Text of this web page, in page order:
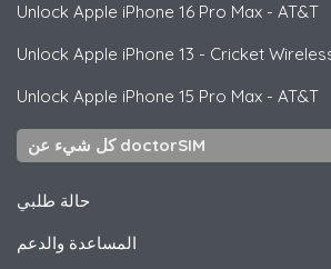
Unlock Apple iPhone 16 Pro Max - AT&T
Unlock Apple iPhone 13 - Cricket
Unlock Apple iPhone 15 Pro Max - AT&T
كل شيء عن doctorSIM
حالة طلبي
المساعدة والدعم